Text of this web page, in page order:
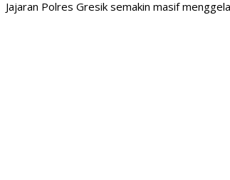
Jajaran Polres Gresik semakin masif